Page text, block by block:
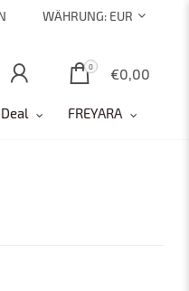
WÄHRUNG: EUR
0 €0,00
0
Deal FREYARA